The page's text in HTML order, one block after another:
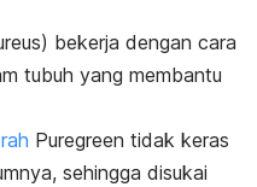
bekerja dengan cara
tubuh yang membantu
Puregreen tidak keras
sehingga disukai